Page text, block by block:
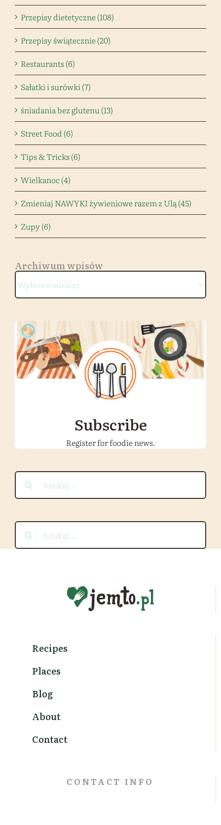
Przepisy dietetyczne (108)
Przepisy świątecznie (20)
Restaurants (6)
Sałatki i surówki (7)
śniadania bez glutenu (13)
Street Food (6)
Tips & Tricks (6)
Wielkanoc (4)
Zmieniaj NAWYKI żywieniowe razem z Ulą (45)
Zupy (6)
Archiwum wpisów
Archiwum
wpisów
Subscribe
Register for foodie news.
Szukaj
Szukaj
Recipes
Places
Blog
About
Contact
CONTACT INFO